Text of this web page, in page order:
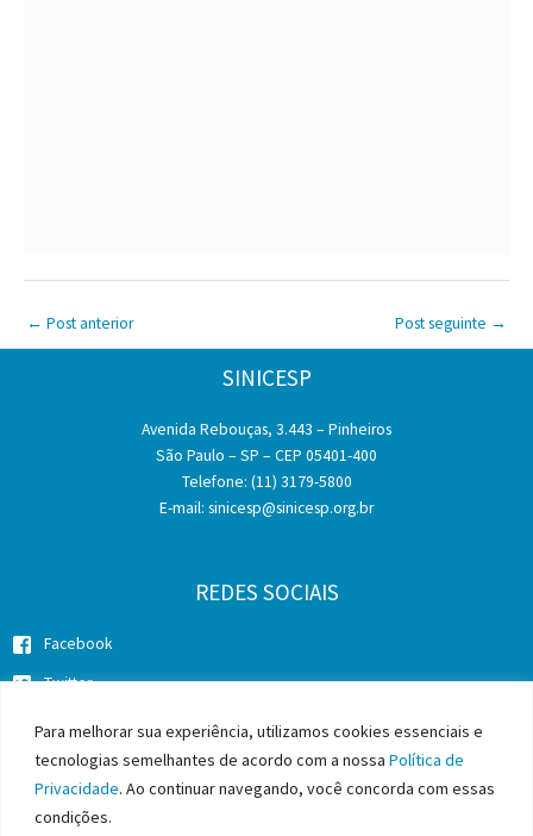
Para melhorar sua experiência, utilizamos cookies essenciais e
tecnologias semelhantes de acordo com a nossa Política de
Privacidade. Ao continuar navegando, você concorda com essas
condições.
← Post anterior Post seguinte →
SINICESP
Avenida Rebouças, 3.443 – Pinheiros
São Paulo – SP – CEP 05401-400
Telefone: (11) 3179-5800
E-mail: sinicesp@sinicesp.org.br
REDES SOCIAIS
Facebook
Twitter
Instagram
Copyright © 2026 SINICESP - Sindicato da Indústria da Construção